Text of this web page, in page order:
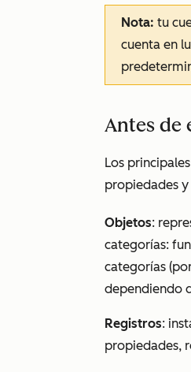
Nota: tu
cuenta en
Antes de
Los
propiedades y
Objetos:
categorías:
categorías
dependiendo
Registros:
propiedades,